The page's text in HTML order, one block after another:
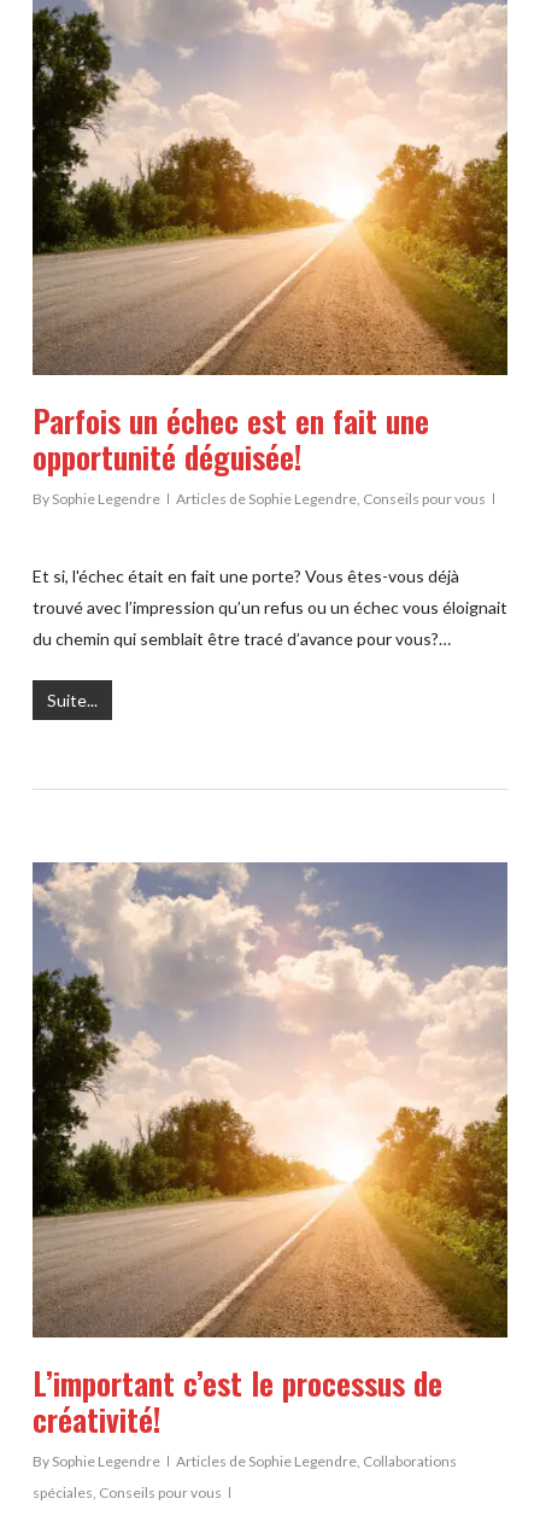
Parfois un échec est en fait une
opportunité déguisée!
By Sophie Legendre Articles de Sophie Legendre, Conseils pour vous
Et si, l'échec était en fait une porte? Vous êtes-vous déjà
trouvé avec l’impression qu’un refus ou un échec vous éloignait
du chemin qui semblait être tracé d’avance pour vous?…
Suite...
L’important c’est le processus de
créativité!
By Sophie Legendre Articles de Sophie Legendre, Collaborations
spéciales, Conseils pour vous